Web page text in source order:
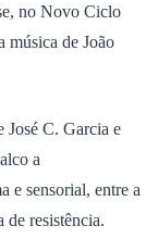
no Novo Ciclo
música de João
José C. Garcia e
a
e sensorial, entre a
de resistência.